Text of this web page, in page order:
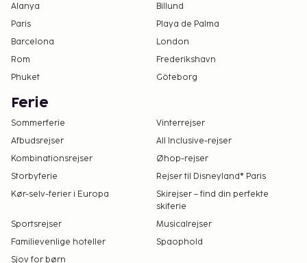
Alanya
Billund
Paris
Playa de Palma
Barcelona
London
Rom
Frederikshavn
Phuket
Göteborg
Ferie
Sommerferie
Vinterrejser
Afbudsrejser
All Inclusive-rejser
Kombinationsrejser
Øhop-rejser
Storbyferie
Rejser til Disneyland® Paris
Kør-selv-ferier i Europa
Skirejser – find din perfekte
skiferie
Sportsrejser
Musicalrejser
Familievenlige hoteller
Spaophold
Sjov for børn